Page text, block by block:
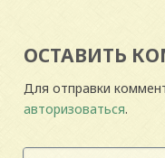
ОСТАВИТЬ
Для отправки
авторизоваться.